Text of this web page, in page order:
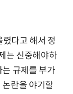
다고 해서 정
는 신중해야하
규제를 부가
란을 야기할